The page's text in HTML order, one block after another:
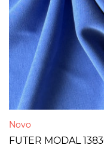
Novo
FUTER MODAL